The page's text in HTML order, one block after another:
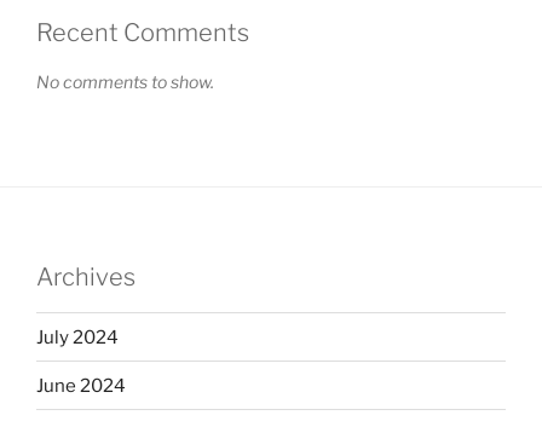
Recent Comments
No comments to show.
Archives
July 2024
June 2024